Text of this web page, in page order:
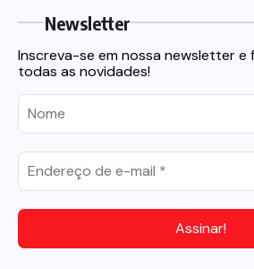
Newsletter
Inscreva-se em nossa newsletter
todas as novidades!